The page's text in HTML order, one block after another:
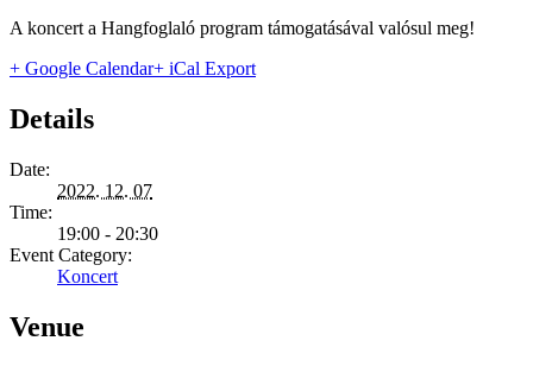
A koncert a Hangfoglaló program támogatásával valósul meg!
+ Google Calendar+ iCal Export
Details
Date:
2022. 12. 07
Time:
19:00 - 20:30
Event Category:
Koncert
Venue